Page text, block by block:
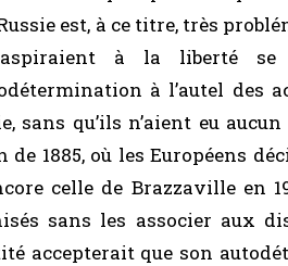
est, à ce titre, très
à la liberté se
à l’autel des
sans qu’ils n’aient eu
de 1885, où les Européens
celle de Brazzaville en
sans les associer aux
accepterait que son